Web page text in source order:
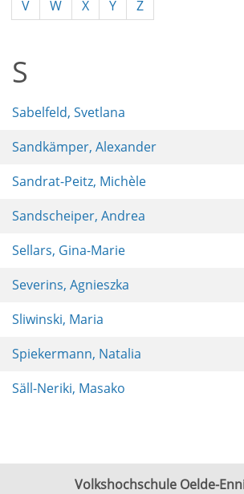
V
W X Y Z
S
Sabelfeld, Svetlana
Sandkämper, Alexander
Sandrat-Peitz, Michèle
Sandscheiper, Andrea
Sellars, Gina-Marie
Severins, Agnieszka
Sliwinski, Maria
Spiekermann, Natalia
Säll-Neriki, Masako
Volkshochschule Oelde-